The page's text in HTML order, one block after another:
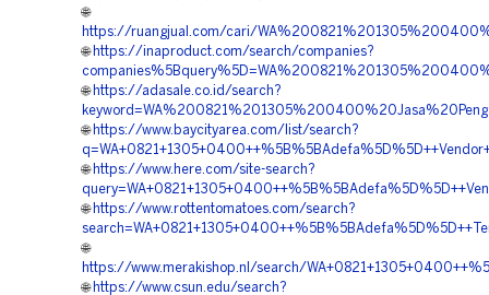
🌐
https://ruangjual.com/cari/
🌐 https://inaproduct.com/search/companies?
🌐 https://adasale.co.id/search?
🌐 https://www.baycityarea.com/list/search?
🌐 https://www.here.com/site-search?
🌐 https://www.rottentomatoes.com/search?
🌐
https://www.merakishop.nl/search/
🌐 https://www.csun.edu/search?